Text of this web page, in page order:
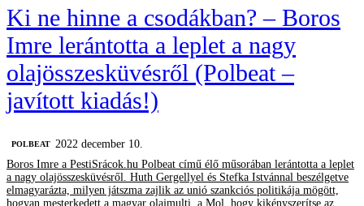
Ki ne hinne a csodákban? – Boros
Imre lerántotta a leplet a nagy
olajösszesküvésről (Polbeat –
javított kiadás!)
‎POLBEAT
2022 december 10.
Boros Imre a PestiSrácok.hu Polbeat című élő műsorában lerántotta a leplet
a nagy olajösszesküvésről. Huth Gergellyel és Stefka Istvánnal beszélgetve
elmagyarázta, milyen játszma zajlik az unió szankciós politikája mögött,
hogyan mesterkedett a magyar olajmulti, a Mol, hogy kikényszerítse az